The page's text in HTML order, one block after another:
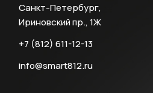
Санкт-Петербург,
Ириновский пр., 1Ж
+7 (812) 611-12-13
info@smart812.ru